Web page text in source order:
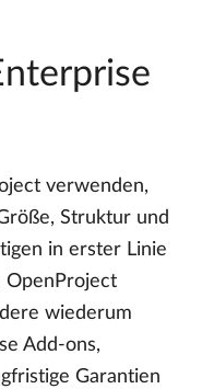
verwenden,
Struktur und
in erster Linie
OpenProject
wiederum
Add-ons,
Garantien